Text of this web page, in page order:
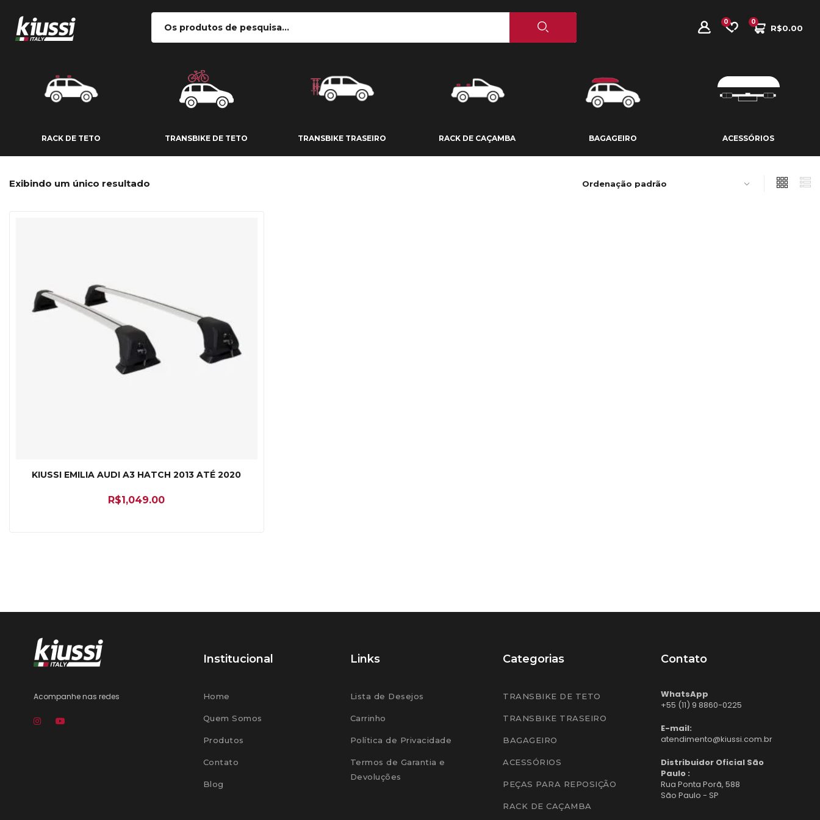
0
R$0.00
0
RACK DE TETO TRANSBIKE DE TETO TRANSBIKE TRASEIRO RACK DE CAÇAMBA BAGAGEIRO ACESSÓRIOS
TRANSBIKE DE TETO
Exibindo um único resultado
KIUSSI EMILIA AUDI A3 HATCH 2013 ATÉ 2020
R$1,049.00
Acompanhe nas redes
Institucional
Home
Quem Somos
Produtos
Contato
Blog
Links
Lista de Desejos
Carrinho
Política de Privacidade
Termos de Garantia e
Devoluções
Categorias
TRANSBIKE DE TETO
TRANSBIKE TRASEIRO
BAGAGEIRO
ACESSÓRIOS
PEÇAS PARA REPOSIÇÃO
RACK DE CAÇAMBA
Contato
WhatsApp
+55 (11) 9 8860-0225
E-mail:
atendimento@kiussi.com.br
Distribuidor Oficial São
Paulo :
Rua Ponta Porã, 588
São Paulo - SP